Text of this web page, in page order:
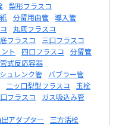
梨形フラスコ
分留用曲管 導入管
丸底フラスコ
フラスコ
三口フラスコ
ト 四口フラスコ
分留管
式反応容器
シュレンク管
バブラー管
二ッ口梨型フラスコ
玉栓
フラスコ
ガス吸込み管
アダプター
三方活栓